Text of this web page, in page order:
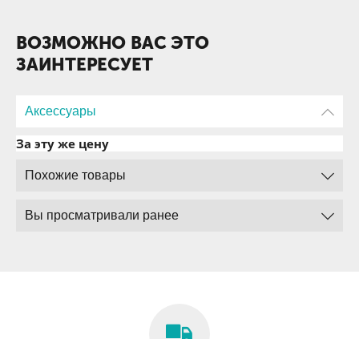
ВОЗМОЖНО ВАС ЭТО
ЗАИНТЕРЕСУЕТ
Аксессуары
За эту же цену
Похожие товары
Вы просматривали ранее